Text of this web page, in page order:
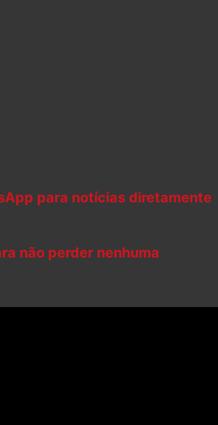
para notícias diretamente
não perder nenhuma